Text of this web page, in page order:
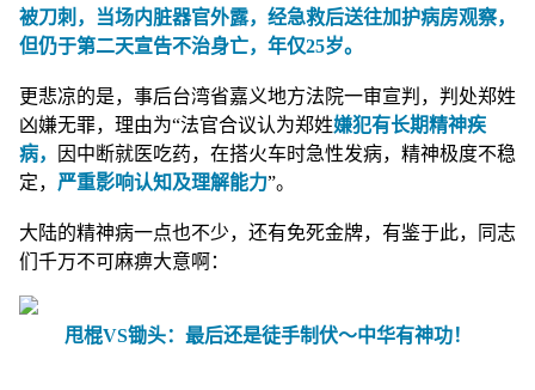
被刀刺，当场内脏器官外露，经急救后送往加护病房观察，
但仍于第二天宣告不治身亡，年仅25岁。
更悲凉的是，事后台湾省嘉义地方法院一审宣判，判处郑姓
凶嫌无罪，理由为“法官合议认为郑姓嫌犯有长期精神疾
病，
因中断就医吃药，在搭火车时急性发病，精神极度不稳
定， 严重影响认知及理解能力”。
大陆的精神病一点也不少，还有免死金牌，有鉴于此，同志
们千万不可麻痹大意啊：
甩棍VS锄头：最后还是徒手制伏～中华有神功！